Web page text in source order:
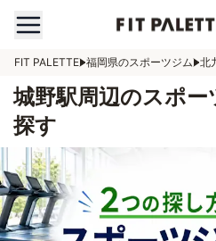
FIT PALETTE 福岡県のスポーツジム 北
城野駅周辺のスポ
探す